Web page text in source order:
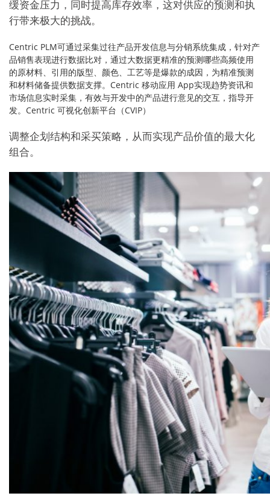
缓资金压力，同时提高库存效率，这对供应的预测和执
行带来极大的挑战。
Centric PLM可通过采集过往产品开发信息与分销系统集成，针对产
品销售表现进行数据比对，通过大数据更精准的预测哪些高频使用
的原材料、引用的版型、颜色、工艺等是爆款的成因，为精准预测
和材料储备提供数据支撑。Centric 移动应用 App实现趋势资讯和
市场信息实时采集，有效与开发中的产品进行意见的交互，指导开
发。Centric 可视化创新平台（CVIP）
调整企划结构和采买策略，从而实现产品价值的最大化
组合。